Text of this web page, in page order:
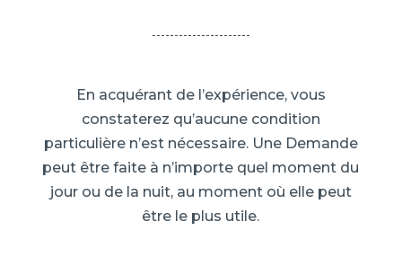
En acquérant de l’expérience, vous
constaterez qu’aucune condition
particulière n’est nécessaire. Une Demande
peut être faite à n’importe quel moment du
jour ou de la nuit, au moment où elle peut
être le plus utile.